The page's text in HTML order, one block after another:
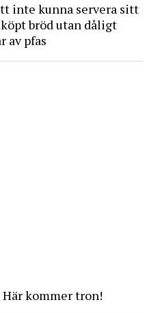
inte kunna servera sitt
bröd utan dåligt
av pfas
kommer tron!